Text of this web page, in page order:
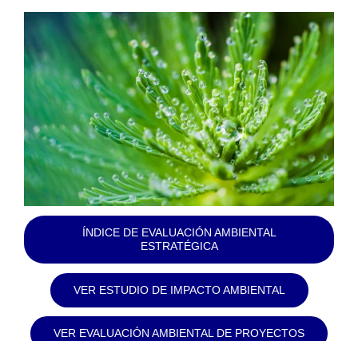
ÍNDICE DE EVALUACIÓN AMBIENTAL
ESTRATÉGICA
VER ESTUDIO DE IMPACTO AMBIENTAL
VER EVALUACIÓN AMBIENTAL DE PROYECTOS